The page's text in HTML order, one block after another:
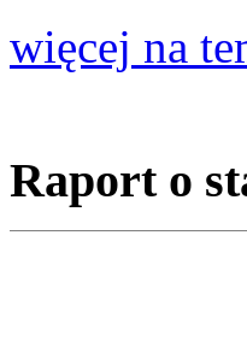
więcej na
Raport o